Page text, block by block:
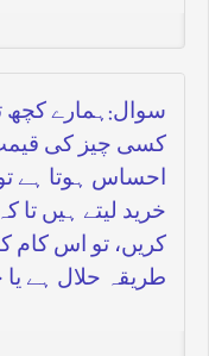
سوال:ہمارے کچھ
کسی چیز کی قیمت
احساس ہوتا ہے
خرید لیتے ہیں
کریں، تو اس کام
طریقہ حلال ہے یا